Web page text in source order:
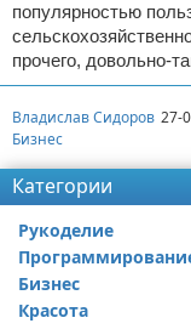
популярностью
прочего, довольно-
Владислав Сидоров 27-
Бизнес
Категории
Рукоделие
Бизнес
Красота